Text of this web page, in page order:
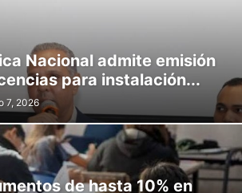
Nacional admite emisión
para instalación...
7, 2026
de hasta 10% en